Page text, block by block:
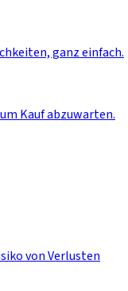
ganz einfach.
Kauf abzuwarten.
von Verlusten